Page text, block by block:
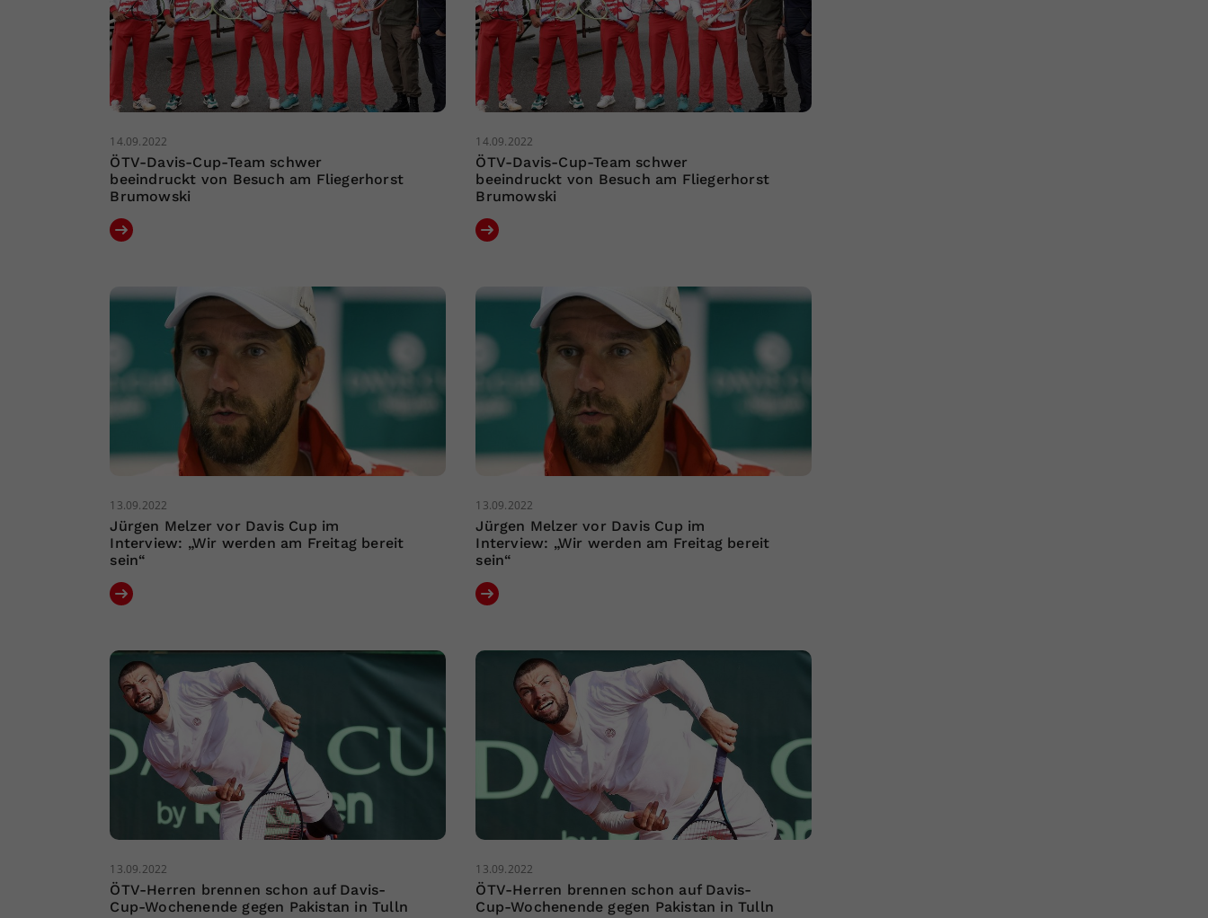
14.09.2022
ÖTV-Davis-Cup-Team schwer
beeindruckt von Besuch am Fliegerhorst
Brumowski
14.09.2022
ÖTV-Davis-Cup-Team schwer
beeindruckt von Besuch am Fliegerhorst
Brumowski
13.09.2022
Jürgen Melzer vor Davis Cup im
Interview: „Wir werden am Freitag bereit
sein“
13.09.2022
Jürgen Melzer vor Davis Cup im
Interview: „Wir werden am Freitag bereit
sein“
13.09.2022
ÖTV-Herren brennen schon auf Davis-
Cup-Wochenende gegen Pakistan in Tulln
13.09.2022
ÖTV-Herren brennen schon auf Davis-
Cup-Wochenende gegen Pakistan in Tulln